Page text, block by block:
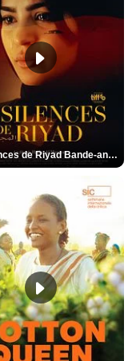
Les Silences de Riyad Bande-annonce VO STFR